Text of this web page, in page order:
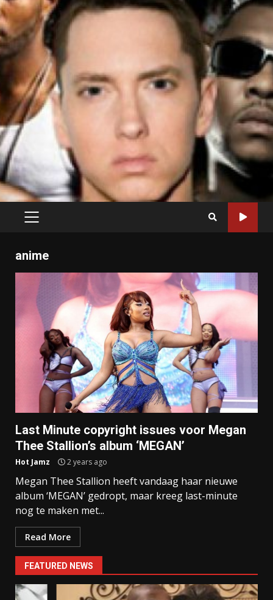
PRIMARY
anime
Last Minute copyright issues voor Megan
Thee Stallion’s album ‘MEGAN’
Hot Jamz 2 years ago
Megan Thee Stallion heeft vandaag haar nieuwe
album ‘MEGAN’ gedropt, maar kreeg last-minute
nog te maken met...
Read More
FEATURED NEWS